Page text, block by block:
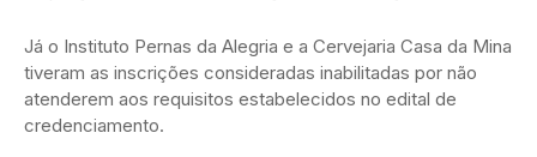
Já o Instituto Pernas da Alegria e a Cervejaria Casa da Mina
tiveram as inscrições consideradas inabilitadas por não
atenderem aos requisitos estabelecidos no edital de
credenciamento.